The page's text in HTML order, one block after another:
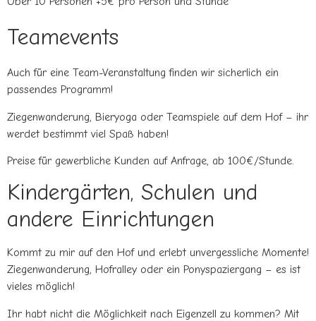
Teamevents
Auch für eine Team-Veranstaltung finden wir sicherlich ein
passendes Programm!
Ziegenwanderung, Bieryoga oder Teamspiele auf dem Hof – ihr
werdet bestimmt viel Spaß haben!
Preise für gewerbliche Kunden auf Anfrage, ab 100€/Stunde.
Kindergärten, Schulen und
andere Einrichtungen
Kommt zu mir auf den Hof und erlebt unvergessliche Momente!
Ziegenwanderung, Hofralley oder ein Ponyspaziergang – es ist
vieles möglich!
Ihr habt nicht die Möglichkeit nach Eigenzell zu kommen? Mit